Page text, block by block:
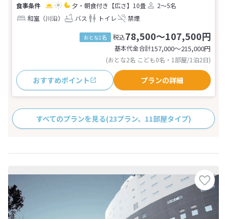
夕・朝食付き 【広さ】10畳
2～5名
和室（川沿）
バス トイレ 禁煙
おとな1名 税込78,500～107,500円
基本代金合計157,000〜215,000円
(おとな2名 こども0名・1部屋/1泊2日)
おすすめポイント プランの詳細
すべてのプランを見る(23プラン、11部屋タイプ)